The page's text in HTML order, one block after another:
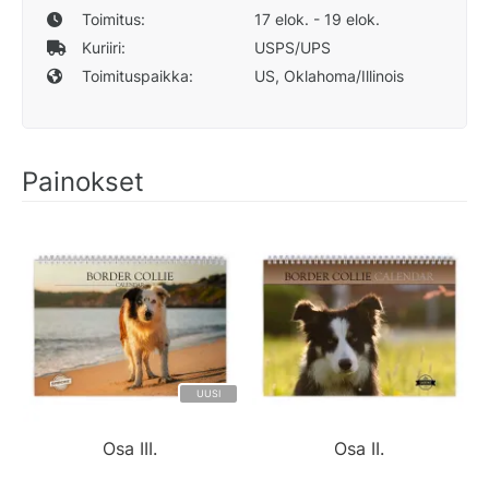
Toimitus:
17 elok. - 19 elok.
Kuriiri:
USPS/UPS
Toimituspaikka:
US, Oklahoma/Illinois
Painokset
UUSI
Osa III. Osa II.